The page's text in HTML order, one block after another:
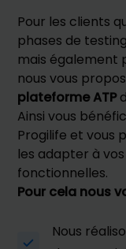
Pour les clients
phases de
mais également
nous vous
plateforme ATP
Ainsi vous
Progilife et vous
les adapter à
fonctionnelles.
Pour cela nous
Nous